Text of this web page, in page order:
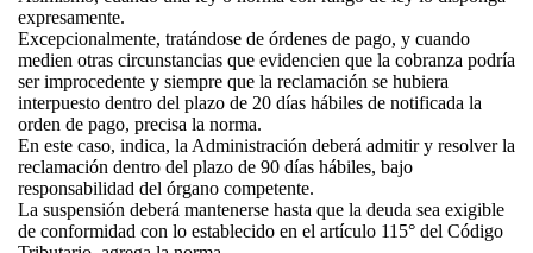
expresamente.
Excepcionalmente, tratándose de órdenes de pago, y cuando
medien otras circunstancias que evidencien que la cobranza podría
ser improcedente y siempre que la reclamación se hubiera
interpuesto dentro del plazo de 20 días hábiles de notificada la
orden de pago, precisa la norma.
En este caso, indica, la Administración deberá admitir y resolver la
reclamación dentro del plazo de 90 días hábiles, bajo
responsabilidad del órgano competente.
La suspensión deberá mantenerse hasta que la deuda sea exigible
de conformidad con lo establecido en el artículo 115° del Código